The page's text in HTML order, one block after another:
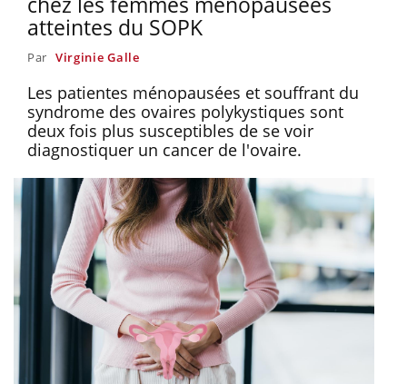
atteintes du SOPK
Par Virginie Galle
Les patientes ménopausées et souffrant du
syndrome des ovaires polykystiques sont
deux fois plus susceptibles de se voir
diagnostiquer un cancer de l'ovaire.